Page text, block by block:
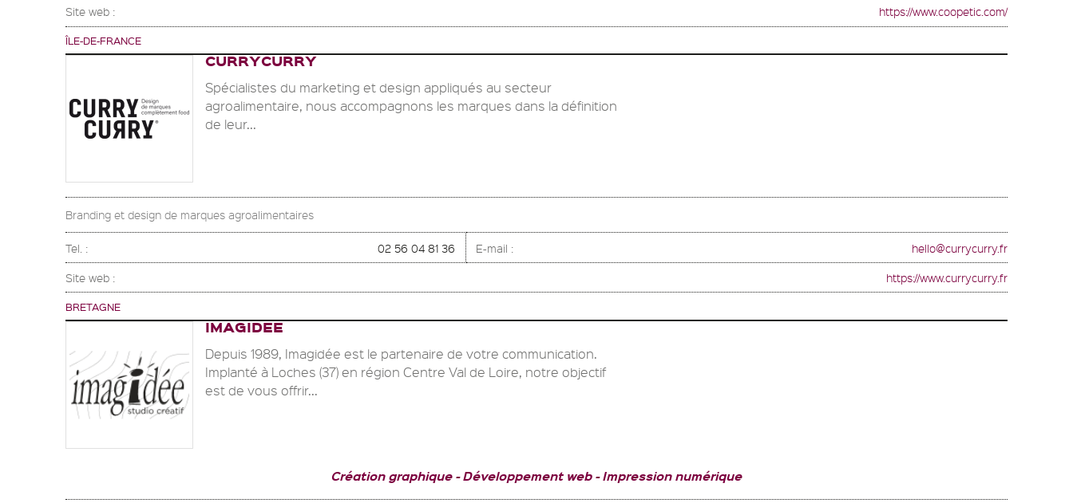
Site web : https://www.coopetic.com/
ÎLE-DE-FRANCE
CURRYCURRY
Spécialistes du marketing et design appliqués au secteur
agroalimentaire, nous accompagnons les marques dans la définition
de leur...
Branding et design de marques agroalimentaires
Tel. : 02 56 04 81 36 E-mail : hello@currycurry.fr
Site web : https://www.currycurry.fr
BRETAGNE
IMAGIDEE
Depuis 1989, Imagidée est le partenaire de votre communication.
Implanté à Loches (37) en région Centre Val de Loire, notre objectif
est de vous offrir...
Création graphique Développement web Impression numérique